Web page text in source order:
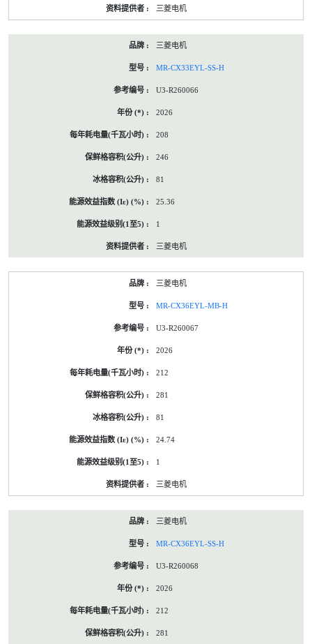
三菱电机
三菱电机
MR-CX33EYL-SS-H
U3-R260066
2026
208
246
81
25.36
1
三菱电机
三菱电机
MR-CX36EYL-MB-H
U3-R260067
2026
212
281
81
24.74
1
三菱电机
三菱电机
MR-CX36EYL-SS-H
U3-R260068
2026
212
281